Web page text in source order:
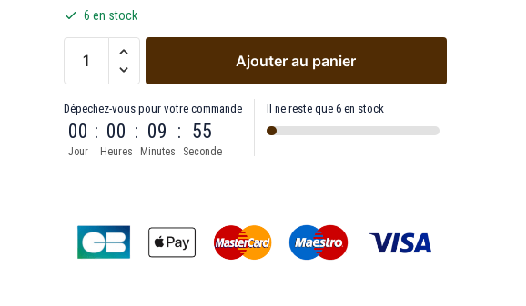
6 en stock
Ajouter au panier
Dépechez-vous pour votre commande
00
Jour
: 00
Heures
: 09
Minutes
: 54
Seconde
Il ne reste que 6 en stock